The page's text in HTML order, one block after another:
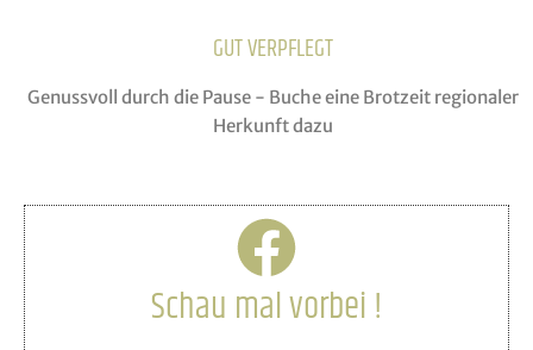
GUT VERPFLEGT
Genussvoll durch die Pause - Buche eine Brotzeit regionaler
Herkunft dazu
Schau mal vorbei !